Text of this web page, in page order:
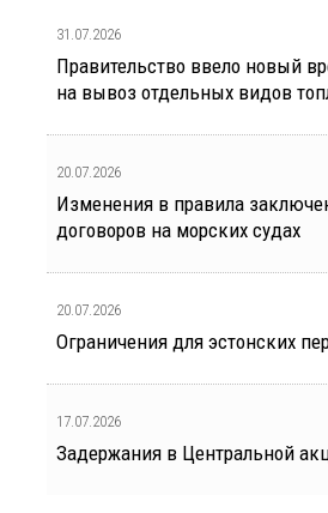
31.07.2026
Правительство ввело новый
на вывоз отдельных видов
20.07.2026
Изменения в правила
договоров на морских судах
20.07.2026
Ограничения для эстонских
17.07.2026
Задержания в Центральной